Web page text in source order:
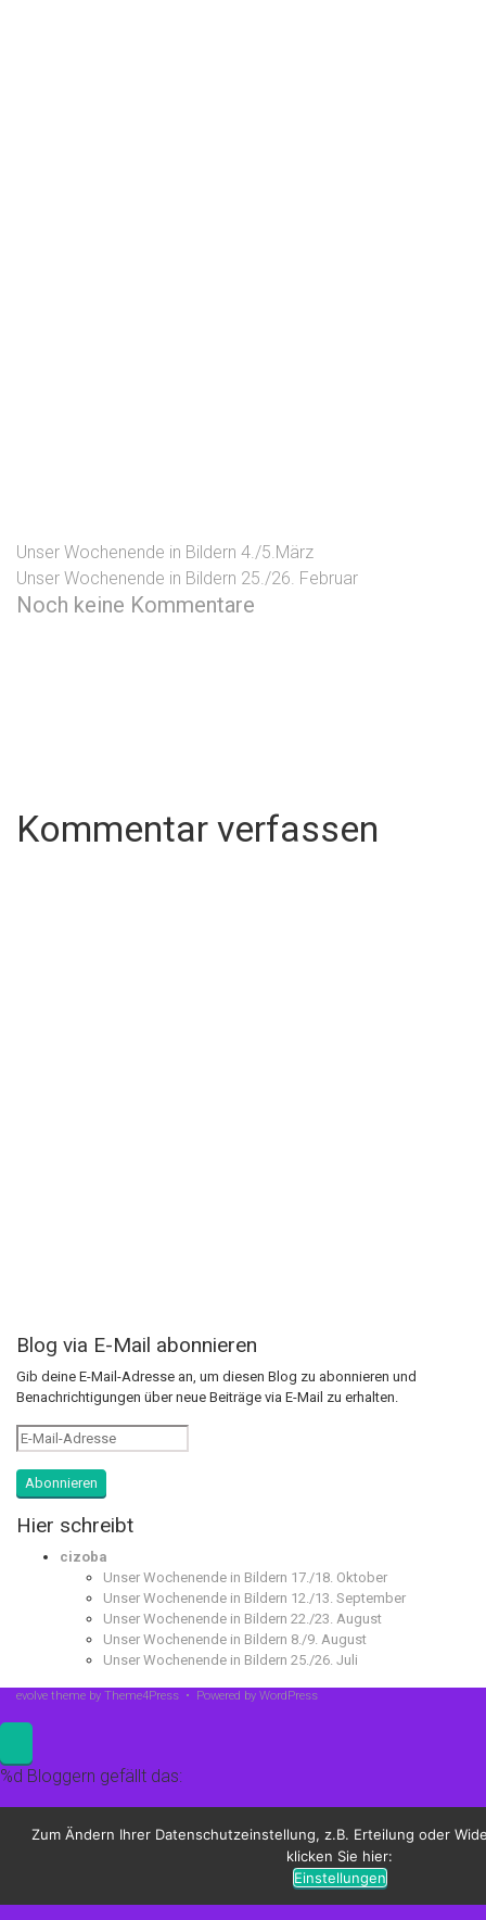
Unser Wochenende in Bildern 4./5.März
Unser Wochenende in Bildern 25./26. Februar
Noch keine Kommentare
Kommentar verfassen
Blog via E-Mail abonnieren
Gib deine E-Mail-Adresse an, um diesen Blog zu abonnieren und
Benachrichtigungen über neue Beiträge via E-Mail zu erhalten.
E-
Mail-
Adresse
Abonnieren
Hier schreibt
cizoba
Unser Wochenende in Bildern 17./18. Oktober
Unser Wochenende in Bildern 12./13. September
Unser Wochenende in Bildern 22./23. August
Unser Wochenende in Bildern 8./9. August
Unser Wochenende in Bildern 25./26. Juli
evolve theme by Theme4Press • Powered by WordPress
%d Bloggern gefällt das:
Zum Ändern Ihrer Datenschutzeinstellung, z.B. Erteilung oder
klicken Sie hier:
Einstellungen